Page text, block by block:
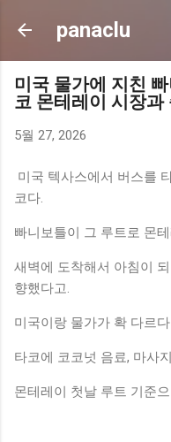
panaclu
미국 물가에 지친
코 몬테레이 시장과
5월 27, 2026
미국 텍사스에서 버스를
코다.
빠니보틀이 그 루트로 몬
새벽에 도착해서 아침이
향했다고.
미국이랑 물가가 확 다르
타코에 코코넛 음료, 마사
몬테레이 첫날 루트 기준